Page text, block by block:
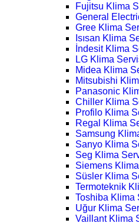
Fujitsu Klima
General
Gree Klima
Isısan Klima
İndesit Klima
LG Klima
Midea Klima
Mitsubishi
Panasonic
Chiller Klima
Profilo Klima
Regal Klima
Samsung
Sanyo Klima
Seg Klima
Siemens
Süsler Klima
Termoteknik
Toshiba Klima
Uğur Klima
Vaillant Klima